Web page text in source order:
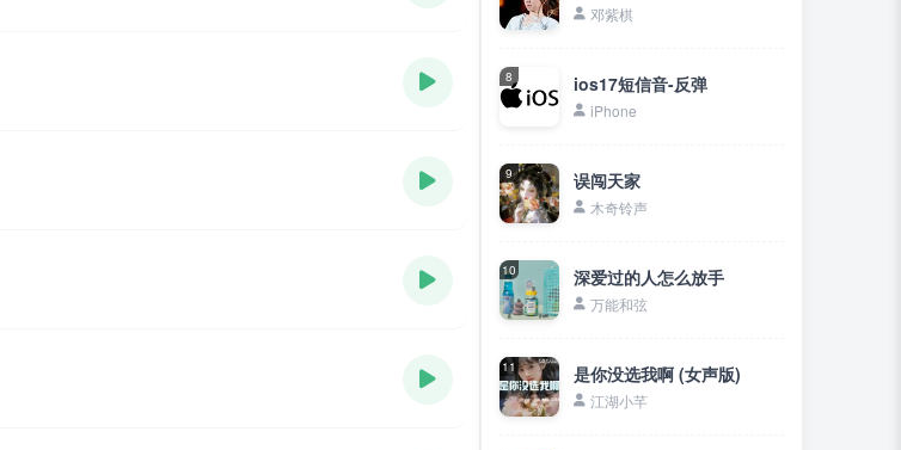
邓紫棋
8 ios17短信音-反弹
iPhone
9 误闯天家
木奇铃声
10 深爱过的人怎么放手
万能和弦
11 是你没选我啊 (女声版)
江湖小芊